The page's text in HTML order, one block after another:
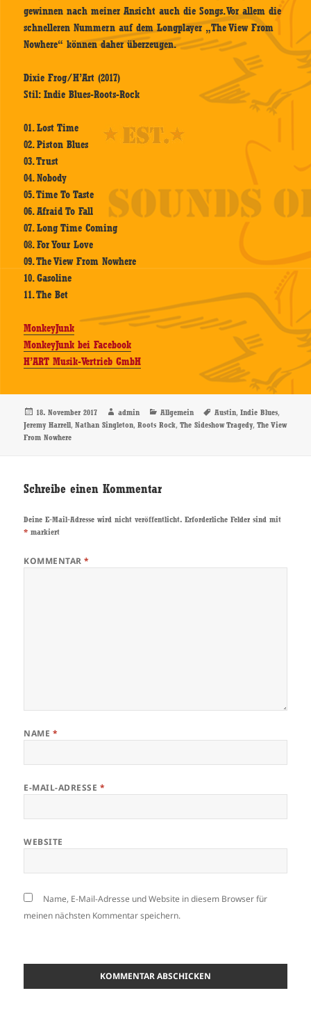
gewinnen nach meiner Ansicht auch die Songs. Vor allem die
schnelleren Nummern auf dem Longplayer „The View From
Nowhere“ können daher überzeugen.
Dixie Frog/H’Art (2017)
Stil: Indie Blues-Roots-Rock
01. Lost Time
02. Piston Blues
03. Trust
04. Nobody
05. Time To Taste
06. Afraid To Fall
07. Long Time Coming
08. For Your Love
09. The View From Nowhere
10. Gasoline
11. The Bet
MonkeyJunk
MonkeyJunk bei Facebook
H’ART Musik-Vertrieb GmbH
Veröffentlicht
am
18. November 2017 Autor
admin Kategorien
Allgemein Schlagwörter
Austin,Indie Blues,
Jeremy Harrell,Nathan Singleton,Roots Rock,The Sideshow Tragedy,The View
From Nowhere
Schreibe einen Kommentar
Deine E-Mail-Adresse wird nicht veröffentlicht. Erforderliche Felder sind mit
* markiert
KOMMENTAR*
NAME *
E-MAIL-ADRESSE *
WEBSITE
Name, E-Mail-Adresse und Website in diesem Browser für
meinen nächsten Kommentar speichern.